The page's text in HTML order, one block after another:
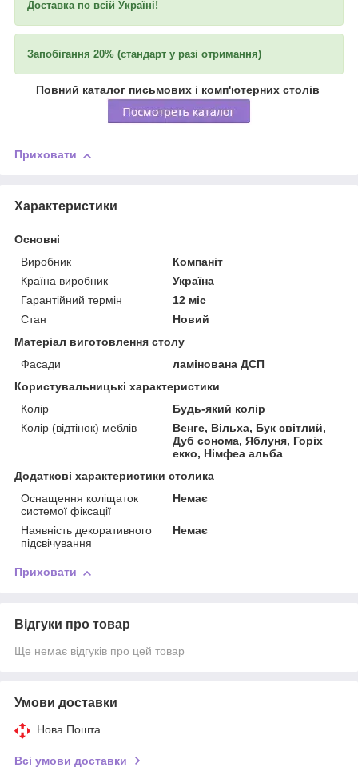
Доставка по всій Україні!
Запобігання 20% (стандарт у разі отримання)
Повний каталог письмових і комп'ютерних столів
Приховати
Характеристики
Основні
Виробник
Компаніт
Країна виробник
Україна
Гарантійний термін
12 міс
Стан
Новий
Матеріал виготовлення столу
Фасади
ламінована ДСП
Користувальницькі характеристики
Колір
Будь-який колір
Колір (відтінок) меблів
Венге, Вільха, Бук світлий,
Дуб сонома, Яблуня, Горіх
екко, Німфеа альба
Додаткові характеристики столика
Оснащення коліщаток
системої фіксації
Немає
Наявність декоративного
підсвічування
Немає
Приховати
Відгуки про товар
Ще немає відгуків про цей товар
Умови доставки
Нова Пошта
Всі умови доставки